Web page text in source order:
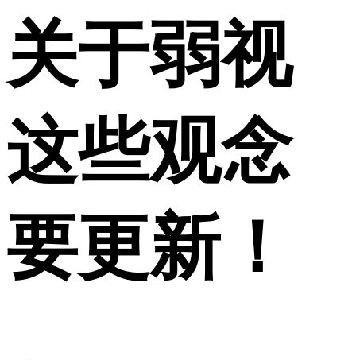
关于弱视
这些观念
要更新！